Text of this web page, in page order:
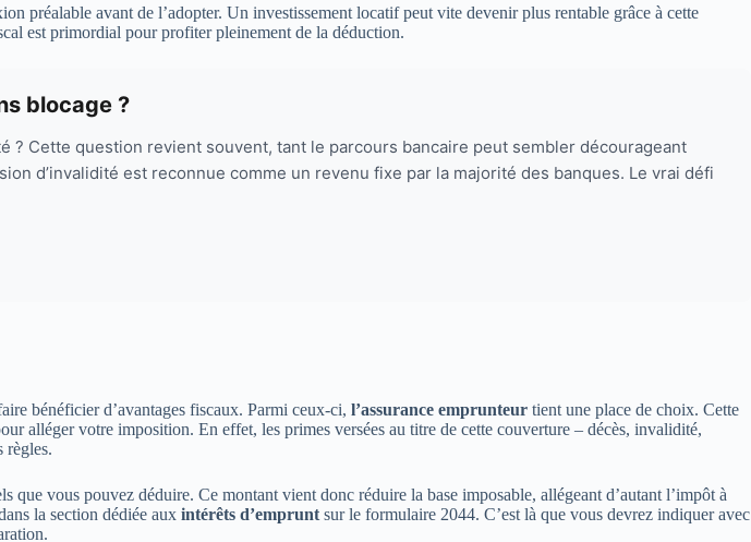
préalable avant de l’adopter. Un investissement locatif peut vite devenir plus rentable grâce à cette
est primordial pour profiter pleinement de la déduction.
blocage ?
Cette question revient souvent, tant le parcours bancaire peut sembler décourageant
d’invalidité est reconnue comme un revenu fixe par la majorité des banques. Le vrai défi
bénéficier d’avantages fiscaux. Parmi ceux-ci, l’assurance emprunteur tient une place de choix. Cette
alléger votre imposition. En effet, les primes versées au titre de cette couverture – décès, invalidité,
règles.
vous pouvez déduire. Ce montant vient donc réduire la base imposable, allégeant d’autant l’impôt à
la section dédiée aux intérêts d’emprunt sur le formulaire 2044. C’est là que vous devrez indiquer avec